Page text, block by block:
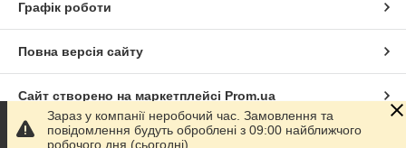
Графік роботи
Повна версія сайту
Сайт створено на маркетплейсі Prom.ua
Політика конфіденційності
Зараз у компанії неробочий час. Замовлення та
повідомлення будуть оброблені з 09:00 найближчого
робочого дня (сьогодні).